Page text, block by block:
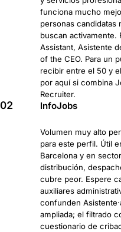
funciona mucho
personas candidatas
buscan activamente.
Assistant, Asistente
of the CEO. Para un
recibir entre el 50 y
por aquí si combina
Recruiter.
02 InfoJobs
Volumen muy alto
para este perfil. Útil
Barcelona y en
distribución,
cubre peor. Espere
auxiliares
confunden
ampliada; el filtrado
cuestionario de